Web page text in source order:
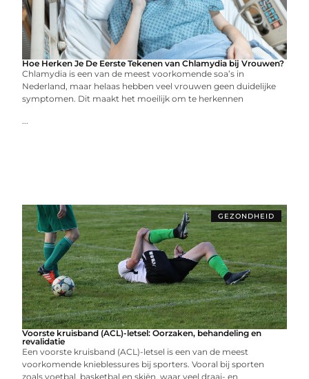
Hoe Herken Je De Eerste Tekenen van Chlamydia bij Vrouwen?
Chlamydia is een van de meest voorkomende soa’s in
Nederland, maar helaas hebben veel vrouwen geen duidelijke
symptomen. Dit maakt het moeilijk om te herkennen
...
GEZONDHEID
Voorste kruisband (ACL)-letsel: Oorzaken, behandeling en
revalidatie
Een voorste kruisband (ACL)-letsel is een van de meest
voorkomende knieblessures bij sporters. Vooral bij sporten
zoals voetbal, basketbal en skiën, waar veel draai- en